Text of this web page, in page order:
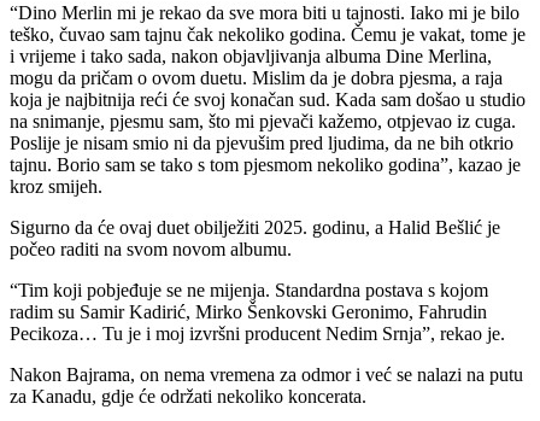
“Dino Merlin mi je rekao da sve mora biti u tajnosti. Iako mi je bilo
teško, čuvao sam tajnu čak nekoliko godina. Čemu je vakat, tome je
i vrijeme i tako sada, nakon objavljivanja albuma Dine Merlina,
mogu da pričam o ovom duetu. Mislim da je dobra pjesma, a raja
koja je najbitnija reći će svoj konačan sud. Kada sam došao u studio
na snimanje, pjesmu sam, što mi pjevači kažemo, otpjevao iz cuga.
Poslije je nisam smio ni da pjevušim pred ljudima, da ne bih otkrio
tajnu. Borio sam se tako s tom pjesmom nekoliko godina”, kazao je
kroz smijeh.
Sigurno da će ovaj duet obilježiti 2025. godinu, a Halid Bešlić je
počeo raditi na svom novom albumu.
“Tim koji pobjeđuje se ne mijenja. Standardna postava s kojom
radim su Samir Kadirić, Mirko Šenkovski Geronimo, Fahrudin
Pecikoza… Tu je i moj izvršni producent Nedim Srnja”, rekao je.
Nakon Bajrama, on nema vremena za odmor i već se nalazi na putu
za Kanadu, gdje će održati nekoliko koncerata.